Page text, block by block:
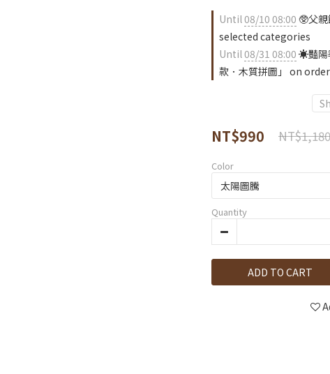
Until08/10 08:00 🥸父
selected categories
Until08/31 08:00 ☀️豔陽
款．木質拼圖」 on order
NT$990 NT$1,180
Color
Quantity
ADD TO CART